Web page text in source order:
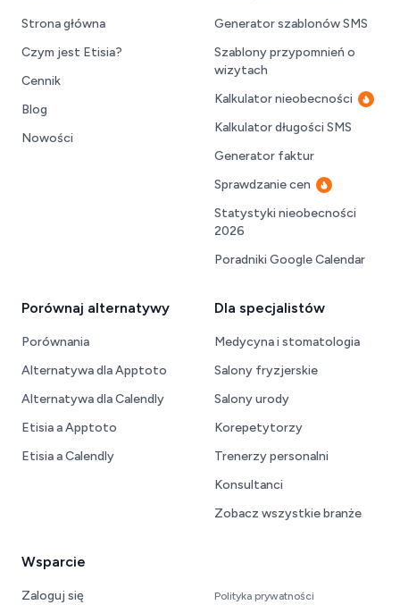
Strona główna
Czym jest Etisia?
Cennik
Blog
Nowości
Generator szablonów SMS
Szablony przypomnień o
wizytach
Kalkulator nieobecności
Kalkulator długości SMS
Generator faktur
Sprawdzanie cen
Gorące
Statystyki nieobecności
2026
Poradniki Google Calendar
Porównaj alternatywy
Porównania
Alternatywa dla Apptoto
Alternatywa dla Calendly
Etisia a Apptoto
Etisia a Calendly
Dla specjalistów
Medycyna i stomatologia
Salony fryzjerskie
Salony urody
Korepetytorzy
Trenerzy personalni
Konsultanci
Zobacz wszystkie branże
Wsparcie
Zaloguj się Polityka prywatności